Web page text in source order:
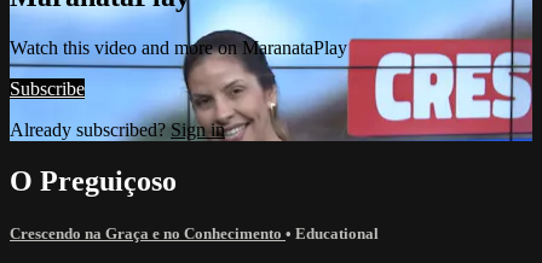
Watch this video and more on MaranataPlay
Subscribe
Already subscribed?Sign in
O Preguiçoso
Crescendo na Graça e no Conhecimento • Educational